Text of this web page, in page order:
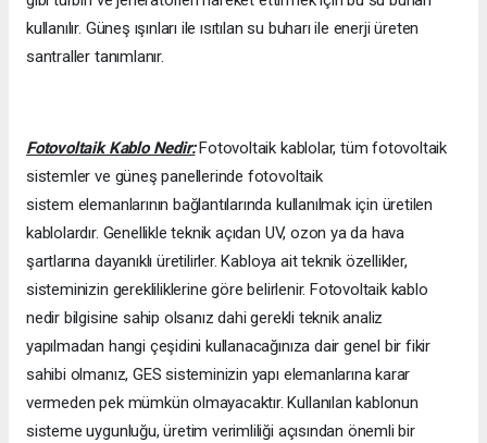
kullanılır. Güneş ışınları ile ısıtılan su buharı ile enerji üreten
santraller tanımlanır.
Fotovoltaik Kablo Nedir:Fotovoltaik kablolar, tüm fotovoltaik
sistemler ve güneş panellerinde fotovoltaik
sistem elemanlarının bağlantılarında kullanılmak için üretilen
kablolardır. Genellikle teknik açıdan UV, ozon ya da hava
şartlarına dayanıklı üretilirler. Kabloya ait teknik özellikler,
sisteminizin gerekliliklerine göre belirlenir. Fotovoltaik kablo
nedir bilgisine sahip olsanız dahi gerekli teknik analiz
yapılmadan hangi çeşidini kullanacağınıza dair genel bir fikir
sahibi olmanız, GES sisteminizin yapı elemanlarına karar
vermeden pek mümkün olmayacaktır. Kullanılan kablonun
sisteme uygunluğu, üretim verimliliği açısından önemli bir